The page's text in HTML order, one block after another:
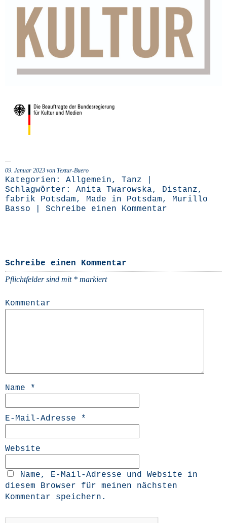
09. Januar 2023 von Textur-Buero
Kategorien: Allgemein, Tanz
Schlagwörter: Anita Twarowska, Distanz,
fabrik Potsdam, Made in Potsdam,
Murillo
Basso
Schreibe einen Kommentar
Schreibe einen Kommentar
Pflichtfelder sind mit * markiert
Kommentar
Name *
E-Mail-Adresse *
Website
Name, E-Mail-Adresse und Website in
diesem Browser für meinen nächsten
Kommentar speichern.